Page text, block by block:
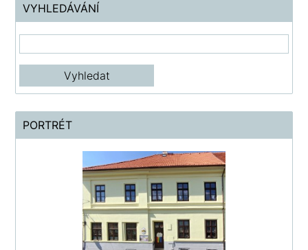
VYHLEDÁVÁNÍ
PORTRÉT